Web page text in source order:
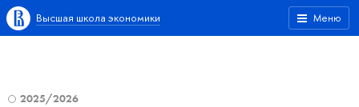
Меню
Высшая школа экономики
2025/2026